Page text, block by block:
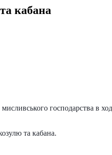
кабана
господарства в
та кабана.